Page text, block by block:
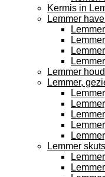
Kermis in
Lemmer
Lemmer
Lemmer,
Lemmer